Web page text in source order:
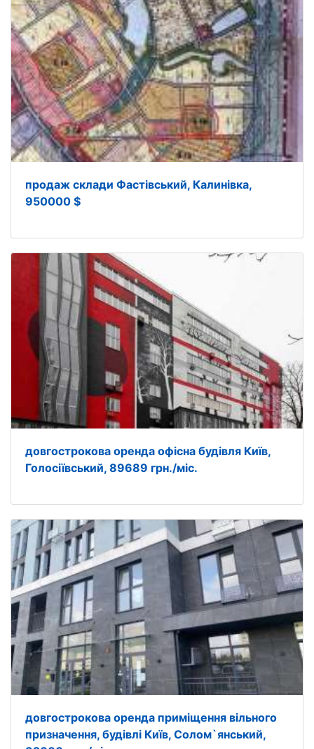
продаж склади Фастівський, Калинівка,
950000 $
довгострокова оренда офісна будівля Київ,
Голосіївський, 89689 грн./міс.
довгострокова оренда приміщення вільного
призначення, будівлі Київ, Солом`янський,